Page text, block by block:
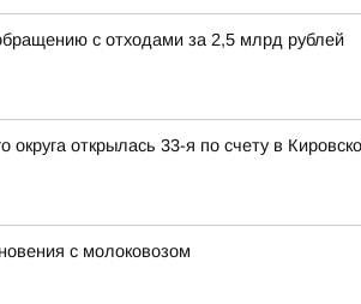
с отходами за 2,5 млрд рублей
открылась 33-я по счету в
с молоковозом